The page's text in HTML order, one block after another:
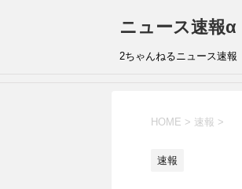
ニュース速報α
2ちゃんねるニュース速報
HOME > 速報 >
速報